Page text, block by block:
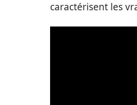
caractérisent les